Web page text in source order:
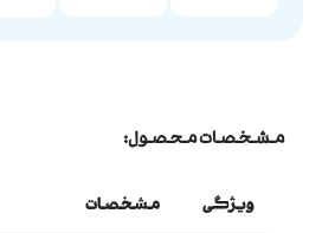
مشخصات محصول:
ویژگی مشخصات